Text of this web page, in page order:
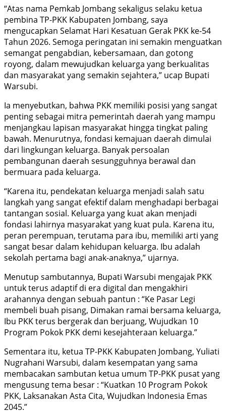
“Atas nama Pemkab Jombang sekaligus selaku ketua
pembina TP-PKK Kabupaten Jombang, saya
mengucapkan Selamat Hari Kesatuan Gerak PKK ke-54
Tahun 2026. Semoga peringatan ini semakin menguatkan
semangat pengabdian, kebersamaan, dan gotong
royong, dalam mewujudkan keluarga yang berkualitas
dan masyarakat yang semakin sejahtera,” ucap Bupati
Warsubi.
Ia menyebutkan, bahwa PKK memiliki posisi yang sangat
penting sebagai mitra pemerintah daerah yang mampu
menjangkau lapisan masyarakat hingga tingkat paling
bawah. Menurutnya, fondasi kemajuan daerah dimulai
dari lingkungan keluarga. Banyak persoalan
pembangunan daerah sesungguhnya berawal dan
bermuara pada keluarga.
“Karena itu, pendekatan keluarga menjadi salah satu
langkah yang sangat efektif dalam menghadapi berbagai
tantangan sosial. Keluarga yang kuat akan menjadi
fondasi lahirnya masyarakat yang kuat pula. Karena itu,
peran perempuan, terutama para ibu, memiliki arti yang
sangat besar dalam kehidupan keluarga. Ibu adalah
sekolah pertama bagi anak-anaknya,” ujarnya.
Menutup sambutannya, Bupati Warsubi mengajak PKK
untuk terus adaptif di era digital dan mengakhiri
arahannya dengan sebuah pantun : “Ke Pasar Legi
membeli buah pisang, Dimakan ramai bersama keluarga,
Ibu PKK terus bergerak dan berjuang, Wujudkan 10
Program Pokok PKK demi kesejahteraan keluarga.”
Sementara itu, ketua TP-PKK Kabupaten Jombang, Yuliati
Nugrahani Warsubi, dalam kesempatan yang sama
membacakan sambutan ketua umum TP-PKK pusat yang
mengusung tema besar : “Kuatkan 10 Program Pokok
PKK, Laksanakan Asta Cita, Wujudkan Indonesia Emas
2045.”